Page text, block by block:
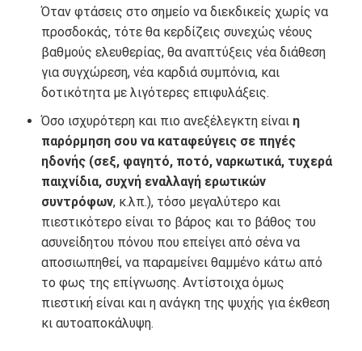
Όταν φτάσεις στο σημείο να διεκδικείς χωρίς να
προσδοκάς, τότε θα κερδίζεις συνεχώς νέους
βαθμούς ελευθερίας, θα αναπτύξεις νέα διάθεση
για συγχώρεση, νέα καρδιά συμπόνια, και
δοτικότητα με λιγότερες επιφυλάξεις.
Όσο ισχυρότερη και πιο ανεξέλεγκτη είναι η
παρόρμηση σου να καταφεύγεις σε πηγές
ηδονής (σεξ, φαγητό, ποτό, ναρκωτικά, τυχερά
παιχνίδια, συχνή εναλλαγή ερωτικών
συντρόφων, κ.λπ.), τόσο μεγαλύτερο και
πιεστικότερο είναι το βάρος και το βάθος του
ασυνείδητου πόνου που επείγει από σένα να
αποσιωπηθεί, να παραμείνει θαμμένο κάτω από
το φως της επίγνωσης. Αντίστοιχα όμως
πιεστική είναι και η ανάγκη της ψυχής για έκθεση
κι αυτοαποκάλυψη.